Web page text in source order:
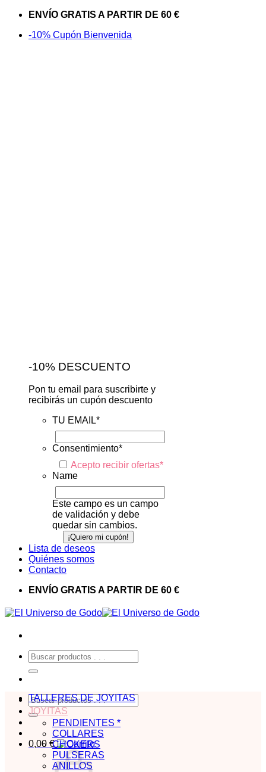
Saltar
contenido
ENVÍO GRATIS A PARTIR DE 60 €
-10% Cupón Bienvenida
-10% DESCUENTO
Pon tu email para suscribirte y
recibirás un cupón descuento
TU EMAIL*
Consentimiento*
Acepto recibir ofertas*
Name
Este campo es un campo
de validación y debe
quedar sin cambios.
Lista de deseos
Quiénes somos
Contacto
ENVÍO GRATIS A PARTIR DE 60 €
Buscar
por:
Buscar
por:
0,00 €
TALLERES DE JOYITAS
JOYITAS
PENDIENTES *
COLLARES
CHOKERS
PULSERAS
ANILLOS